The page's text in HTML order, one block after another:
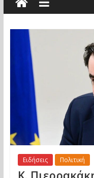
Ειδήσεις Πολιτική